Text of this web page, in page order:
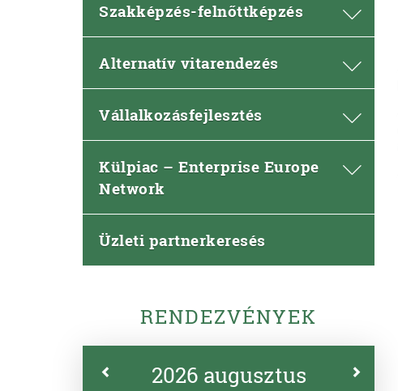
Szakképzés-felnőttképzés
Alternatív vitarendezés
Vállalkozásfejlesztés
Külpiac – Enterprise Europe
Network
Üzleti partnerkeresés
RENDEZVÉNYEK
2026 augusztus